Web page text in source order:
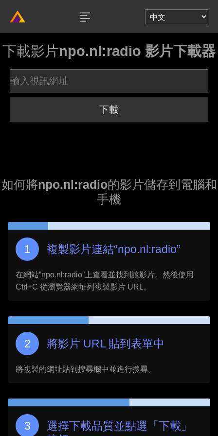
下載影片npo.nl:radio 影片下載器
下載
如何將npo.nl:radio的影片儲存到電腦和
手機
複製影片連結“npo.nl:radio”
在網站“npo.nl:radio”上查看並找到該影片。然後使用
Ctrl+C 從瀏覽器網址列複製影片 URL。
將影片 URL 貼到表單中
將複製的網址貼到搜尋欄中並進行搜尋。
選擇下載品質並點選「下載」